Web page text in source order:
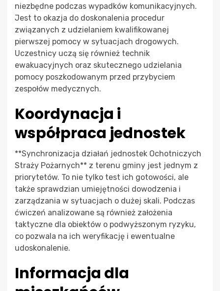
niezbędne podczas wypadków komunikacyjnych.
Jest to okazja do doskonalenia procedur
związanych z udzielaniem kwalifikowanej
pierwszej pomocy w sytuacjach drogowych.
Uczestnicy uczą się również technik
ewakuacyjnych oraz skutecznego udzielania
pomocy poszkodowanym przed przybyciem
zespołów medycznych.
Koordynacja i
współpraca jednostek
**Synchronizacja działań jednostek Ochotniczych
Straży Pożarnych** z terenu gminy jest jednym z
priorytetów. To nie tylko test ich gotowości, ale
także sprawdzian umiejętności dowodzenia i
zarządzania w sytuacjach o dużej skali. Podczas
ćwiczeń analizowane są również założenia
taktyczne dla obiektów o podwyższonym ryzyku,
co pozwala na ich weryfikację i ewentualne
udoskonalenie.
Informacja dla